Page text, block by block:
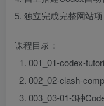
5. 独立完成完整网站
课程目录：
1. 001_01-codex-
2. 002_02-clash-
3. 003_03-01-3种